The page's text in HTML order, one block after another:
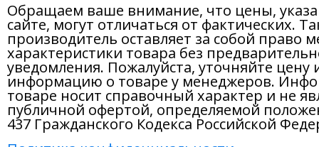
Обращаем ваше внимание, что цены,
сайте, могут отличаться от фактических.
производитель оставляет за собой право
характеристики товара без
уведомления. Пожалуйста, уточняйте цену
информацию о товаре у менеджеров.
товаре носит справочный характер и не
публичной офертой, определяемой
437 Гражданского Кодекса Российской